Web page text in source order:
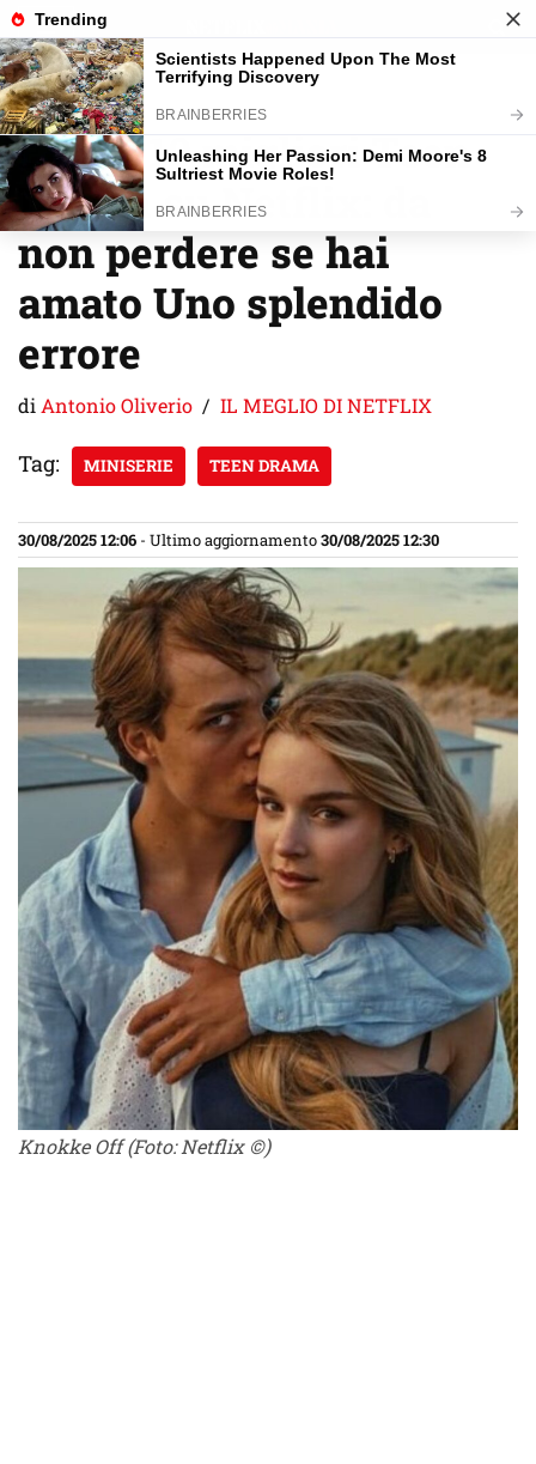
Vai
al
contenuto
Ecco i 10 migliori Teen
Drama su Netflix: da
non perdere se hai
amato Uno splendido
errore
di Antonio Oliverio IL MEGLIO DI NETFLIX
Tag: MINISERIE TEEN DRAMA
30/08/2025 12:06 - Ultimo aggiornamento30/08/2025 12:30
Knokke Off (Foto: Netflix ©)